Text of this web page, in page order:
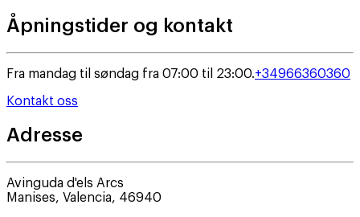
Åpningstider og kontakt
Fra mandag til søndag fra 07:00 til 23:00.+34966360360
Kontakt oss
Adresse
Avinguda d'els Arcs
Manises, Valencia, 46940